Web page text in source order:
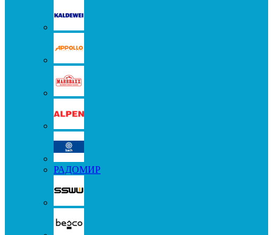
РАДОМИР